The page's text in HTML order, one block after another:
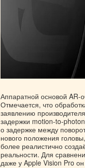
Аппаратной основой AR-
Отмечается, что
заявлению
задержки motion-to-
о задержке между
нового положения
более реалистично
реальности. Для
даже у Apple Vision Pro